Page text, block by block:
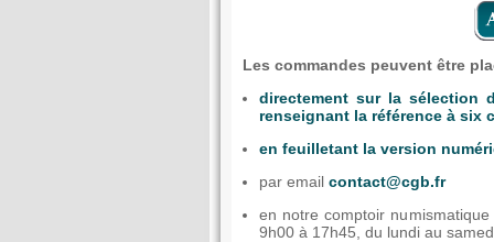
Les commandes peuvent être
directement sur la sélection
renseignant la référence à six
en feuilletant la version
par email contact@cgb.fr
en notre comptoir
9h00 à 17h45, du lundi au